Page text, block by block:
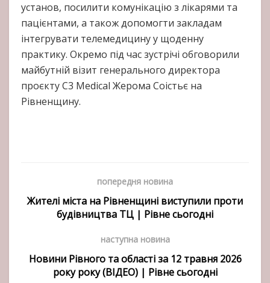
установ, посилити комунікацію з лікарями та
пацієнтами, а також допомогти закладам
інтегрувати телемедицину у щоденну
практику. Окремо під час зустрічі обговорили
майбутній візит генерального директора
проєкту C3 Medical Жерома Соістьє на
Рівненщину.
попередня новина
Жителі міста на Рівненщині виступили проти
будівництва ТЦ | Рівне сьогодні
наступна новина
Новини Рівного та області за 12 травня 2026
року року (ВІДЕО) | Рівне сьогодні